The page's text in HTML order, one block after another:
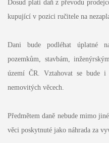
Dosud platí daň z převodu
kupující v pozici ručitele na
Dani bude podléhat úplatné
pozemkům, stavbám,
území ČR. Vztahovat se bude
nemovitých věcech.
Předmětem daně nebude mimo
věci poskytnuté jako náhrada za